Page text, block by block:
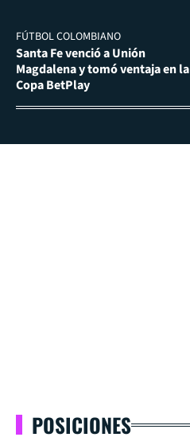
FÚTBOL COLOMBIANO
Santa Fe venció a Unión
Magdalena y tomó ventaja en la
Copa BetPlay
POSICIONES